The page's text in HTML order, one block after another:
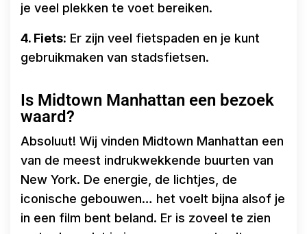
je veel plekken te voet bereiken.
4. Fiets: Er zijn veel fietspaden en je kunt
gebruikmaken van stadsfietsen.
Is Midtown Manhattan een bezoek
waard?
Absoluut! Wij vinden Midtown Manhattan een
van de meest indrukwekkende buurten van
New York. De energie, de lichtjes, de
iconische gebouwen… het voelt bijna alsof je
in een film bent beland. Er is zoveel te zien